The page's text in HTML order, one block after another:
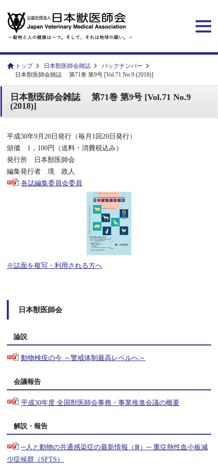
トップ 日本獣医師会雑誌
バックナンバー
日本獣医師会雑誌 第71巻 第9号 [Vol.71 No.9 (2018)]
日本獣医師会雑誌 第71巻 第9号 [Vol.71 No.9
(2018)]
平成30年9月20日発行（毎月1回20日発行）
頒価 1，100円（送料・消費税込み）
発行所 日本獣医師会
編集発行者 境 政人
各誌編集委員会委員
※誌面を複写・利用される方へ
日本獣医師会
論説
動物検疫の今 ～警戒体制最高レベルへ～
会議報告
平成30年度 全国獣医師会事務・事業推進会議の概要
解説・報告
─人と動物の共通感染症の最新情報（Ⅲ）─ 重症熱性血小板減
少症候群（SFTS）